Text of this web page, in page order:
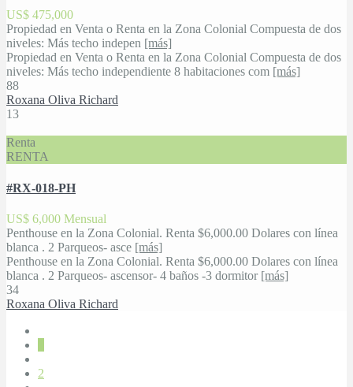
US$ 475,000
Propiedad en Venta o Renta en la Zona Colonial Compuesta de dos
niveles: Más techo indepen [más]
Propiedad en Venta o Renta en la Zona Colonial Compuesta de dos
niveles: Más techo independiente 8 habitaciones com [más]
88
Roxana Oliva Richard
13
Renta
RENTA
#RX-018-PH
US$ 6,000 Mensual
Penthouse en la Zona Colonial. Renta $6,000.00 Dolares con línea
blanca . 2 Parqueos- asce [más]
Penthouse en la Zona Colonial. Renta $6,000.00 Dolares con línea
blanca . 2 Parqueos- ascensor- 4 baños -3 dormitor [más]
34
Roxana Oliva Richard
2